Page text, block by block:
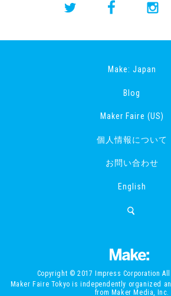
Make: Japan
Blog
Maker Faire (US)
個人情報について
お問い合わせ
English
Copyright © 2017 Impress Corporation
Maker Faire Tokyo is independently organized
from Maker Media, Inc.